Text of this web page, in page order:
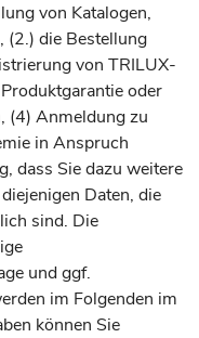
von Katalogen,
(2.) die Bestellung
von TRILUX-
oder
(4) Anmeldung zu
in Anspruch
dass Sie dazu weitere
Daten, die
sind. Die
und ggf.
im Folgenden im
können Sie